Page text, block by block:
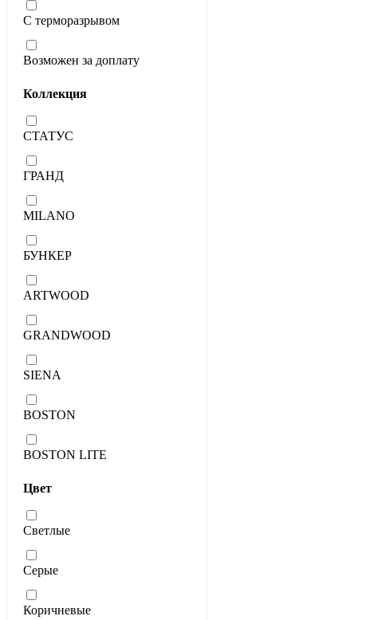
С терморазрывом
Возможен за доплату
Коллекция
СТАТУС
ГРАНД
MILANO
БУНКЕР
ARTWOOD
GRANDWOOD
SIENA
BOSTON
BOSTON LITE
Цвет
Светлые
Серые
Коричневые